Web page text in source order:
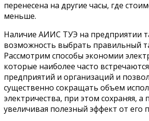
перенесена на другие часы, где
меньше.
Наличие АИИС ТУЭ на предприятии
возможность выбрать правильный
Рассмотрим способы экономии
которые наиболее часто
предприятий и организаций и
существенно сокращать объем
электричества, при этом сохраняя, а
увеличивая полезный эффект от его